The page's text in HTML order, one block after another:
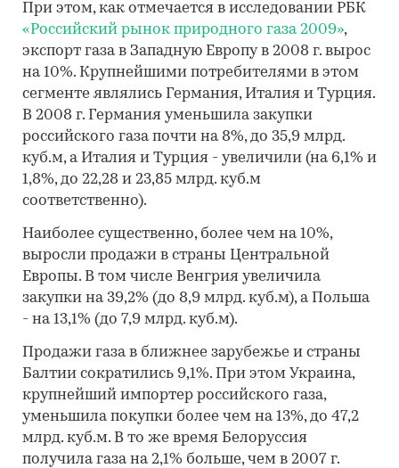
При этом, как отмечается в исследовании РБК
«Российский рынок природного газа 2009»,
экспорт газа в Западную Европу в 2008 г. вырос
на 10%. Крупнейшими потребителями в этом
сегменте являлись Германия, Италия и Турция.
В 2008 г. Германия уменьшила закупки
российского газа почти на 8%, до 35,9 млрд.
куб.м, а Италия и Турция - увеличили (на 6,1% и
1,8%, до 22,28 и 23,85 млрд. куб.м
соответственно).
Наиболее существенно, более чем на 10%,
выросли продажи в страны Центральной
Европы. В том числе Венгрия увеличила
закупки на 39,2% (до 8,9 млрд. куб.м), а Польша
- на 13,1% (до 7,9 млрд. куб.м).
Продажи газа в ближнее зарубежье и страны
Балтии сократились 9,1%. При этом Украина,
крупнейший импортер российского газа,
уменьшила покупки более чем на 13%, до 47,2
млрд. куб.м. В то же время Белоруссия
получила газа на 2,1% больше, чем в 2007 г.